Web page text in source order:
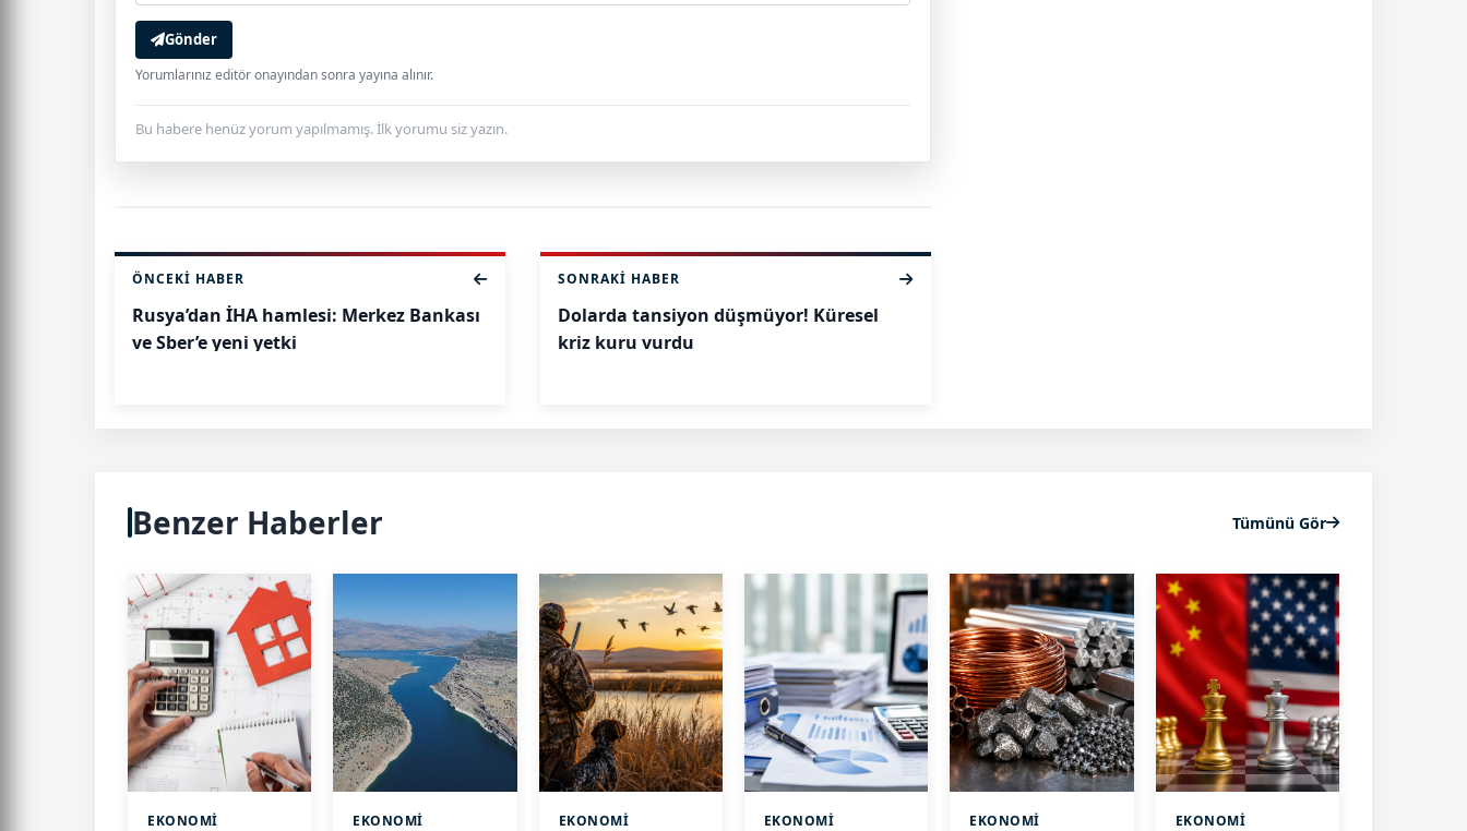
Gönder
Yorumlarınız editör onayından sonra yayına alınır.
Bu habere henüz yorum yapılmamış. İlk yorumu siz yazın.
ÖNCEKI HABER
Rusya’dan İHA hamlesi: Merkez Bankası
ve Sber’e yeni yetki
SONRAKI HABER
Dolarda tansiyon düşmüyor! Küresel
kriz kuru vurdu
Benzer Haberler Tümünü Gör
EKONOMİ EKONOMİ EKONOMİ EKONOMİ EKONOMİ EKONOMİ